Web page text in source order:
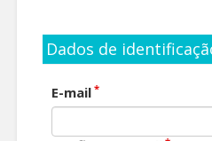
Dados de
E-mail *